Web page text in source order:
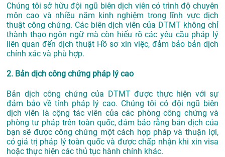
Chúng tôi sở hữu đội ngũ biên dịch viên có trình độ chuyên
môn cao và nhiều năm kinh nghiệm trong lĩnh vực dịch
thuật công chứng. Các biên dịch viên của DTMT không chỉ
thành thạo ngôn ngữ mà còn hiểu rõ các yêu cầu pháp lý
liên quan đến dịch thuật Hồ sơ xin việc, đảm bảo bản dịch
chính xác và phù hợp.
2. Bản dịch công chứng pháp lý cao
Bản dịch công chứng của DTMT được thực hiện với sự
đảm bảo về tính pháp lý cao. Chúng tôi có đội ngũ biên
dịch viên là cộng tác viên của các phòng công chứng và
phòng tư pháp trên toàn quốc, đảm bảo rằng bản dịch của
bạn sẽ được công chứng một cách hợp pháp và thuận lợi,
có giá trị pháp lý toàn quốc và được chấp nhận khi xin visa
hoặc thực hiện các thủ tục hành chính khác.